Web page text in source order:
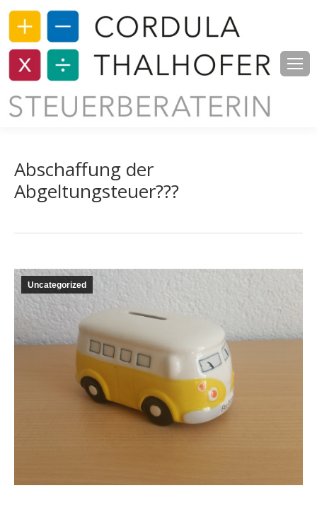
Abschaffung der
Abgeltungsteuer???
Uncategorized